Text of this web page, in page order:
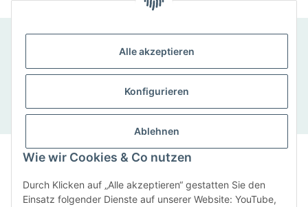
Alle akzeptieren
Konfigurieren
Ablehnen
Wie wir Cookies & Co nutzen
Durch Klicken auf „Alle akzeptieren“ gestatten Sie den
Einsatz folgender Dienste auf unserer Website: YouTube,
SCHNELLKONTAKT
SaxenWerke, Sandra Eckelmann, Bad-Lausicker-
Straße 5, 04668 Otterwisch
Impressum|Datenschutz| Cookie-Richtlinie
Anmelden